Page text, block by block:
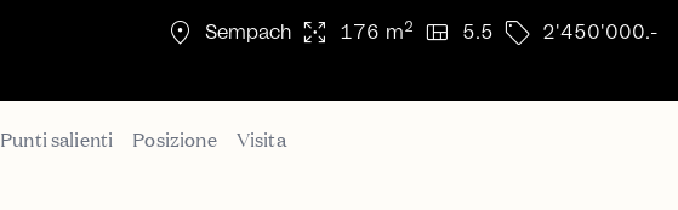
location_on Sempach arrows_output 176 m2 view_quilt 5.5 sell 2'450'000.-
Punti salienti Posizione Visita